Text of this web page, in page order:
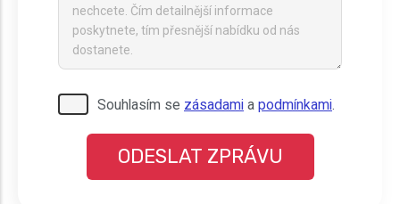
Pro odeslání musite odsouhlasit naše
podmínky.
Souhlasím se zásadami a podmínkami.